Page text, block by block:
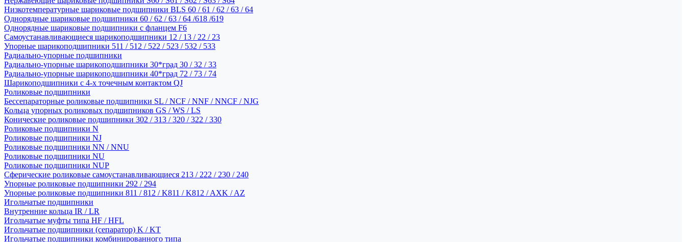
Низкотемпературные шариковые подшипники BLS 60 / 61 / 62 / 63 / 64
Однорядные шариковые подшипники 60 / 62 / 63 / 64 /618 /619
Однорядные шариковые подшипники с фланцем F6
Самоустанавливающиеся шарикоподшипники 12 / 13 / 22 / 23
Упорные шарикоподшипники 511 / 512 / 522 / 523 / 532 / 533
Радиально-упорные подшипники
Радиально-упорные шарикоподшипники 30*град 30 / 32 / 33
Радиально-упорные шарикоподшипники 40*град 72 / 73 / 74
Шарикоподшипники с 4-х точечным контактом QJ
Роликовые подшипники
Бессепараторные роликовые подшипники SL / NCF / NNF / NNCF / NJG
Кольца упорных роликовых подшипников GS / WS / LS
Конические роликовые подшипники 302 / 313 / 320 / 322 / 330
Роликовые подшипники N
Роликовые подшипники NJ
Роликовые подшипники NN / NNU
Роликовые подшипники NU
Роликовые подшипники NUP
Сферические роликовые самоустанавливающиеся 213 / 222 / 230 / 240
Упорные роликовые подшипники 292 / 294
Упорные роликовые подшипники 811 / 812 / K811 / K812 / AXK / AZ
Игольчатые подшипники
Внутренние кольца IR / LR
Игольчатые муфты типа HF / HFL
Игольчатые подшипники (сепаратор) K / KT
Игольчатые подшипники комбинированного типа